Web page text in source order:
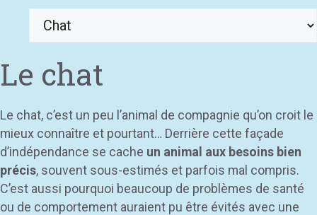
Catégories
Le chat
Le chat, c’est un peu l’animal de compagnie qu’on croit le
mieux connaître et pourtant… Derrière cette façade
d’indépendance se cache un animal aux besoins bien
précis, souvent sous-estimés et parfois mal compris.
C’est aussi pourquoi beaucoup de problèmes de santé
ou de comportement auraient pu être évités avec une